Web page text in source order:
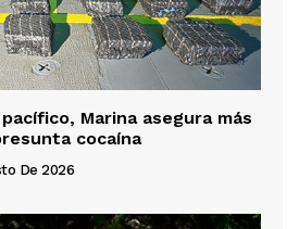
Marina asegura más
cocaína
De 2026